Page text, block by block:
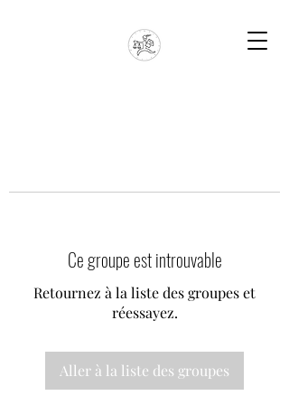
Ce groupe est introuvable
Retournez à la liste des groupes et
réessayez.
Aller à la liste des groupes